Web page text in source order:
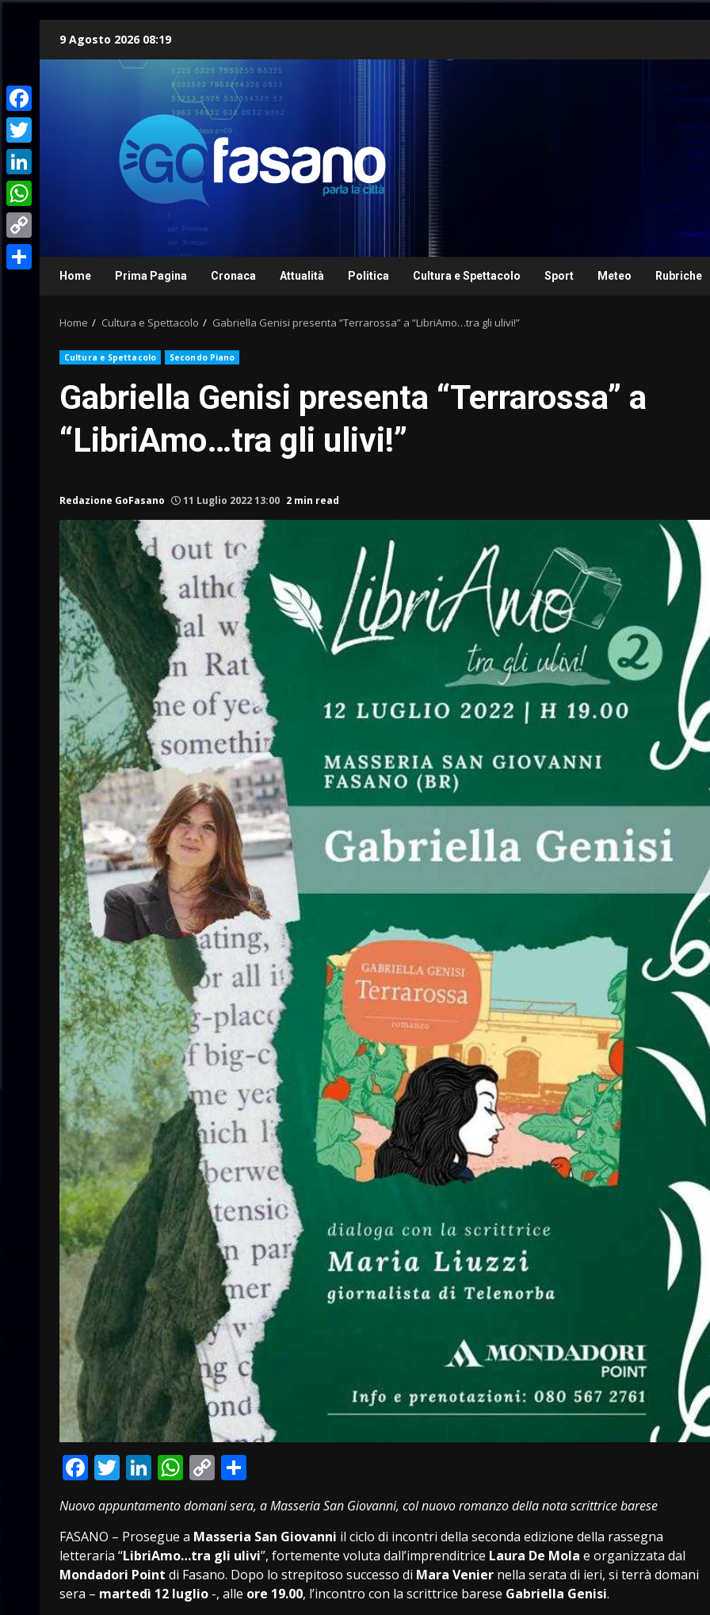
9 Agosto 2026 08:19
Home Prima Pagina Cronaca Attualità Politica Cultura e Spettacolo Sport Meteo Rubriche
Home Cultura e Spettacolo Gabriella Genisi presenta “Terrarossa” a “LibriAmo…tra gli ulivi!”
Cultura e Spettacolo Secondo Piano
Gabriella Genisi presenta “Terrarossa” a
“LibriAmo…tra gli ulivi!”
Redazione GoFasano 11 Luglio 2022 13:00 2 min read
Facebook
Twitter
LinkedIn
WhatsApp
Copy
Link
Nuovo appuntamento domani sera, a Masseria San Giovanni, col nuovo romanzo della nota scrittrice barese
FASANO – Prosegue a Masseria San Giovanni il ciclo di incontri della seconda edizione della rassegna
letteraria “LibriAmo…tra gli ulivi”, fortemente voluta dall’imprenditrice Laura De Mola e organizzata dal
Mondadori Point di Fasano. Dopo lo strepitoso successo di Mara Venier nella serata di ieri, si terrà domani
sera – martedì 12 luglio -, alle ore 19.00, l’incontro con la scrittrice barese Gabriella Genisi.
Facebook
Twitter
LinkedIn
WhatsApp
Copy